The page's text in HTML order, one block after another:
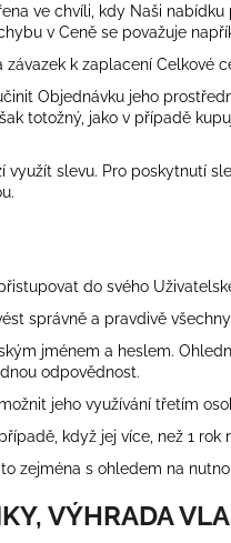
ve chvíli, kdy Naši
v Ceně se považuje
k zaplacení Celkové
Objednávku jeho
totožný, jako v případě
slevu. Pro poskytnutí
do svého
správně a pravdivě
jménem a heslem.
odpovědnost.
jeho využívání třetím
když jej více, než 1
zejména s ohledem na
VÝHRADA